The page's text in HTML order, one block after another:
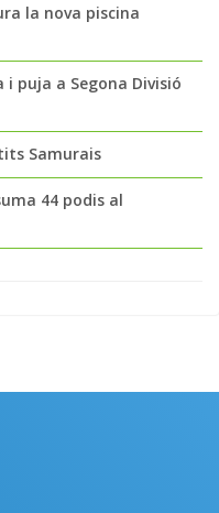
la nova piscina
i puja a Segona Divisió
Samurais
44 podis al